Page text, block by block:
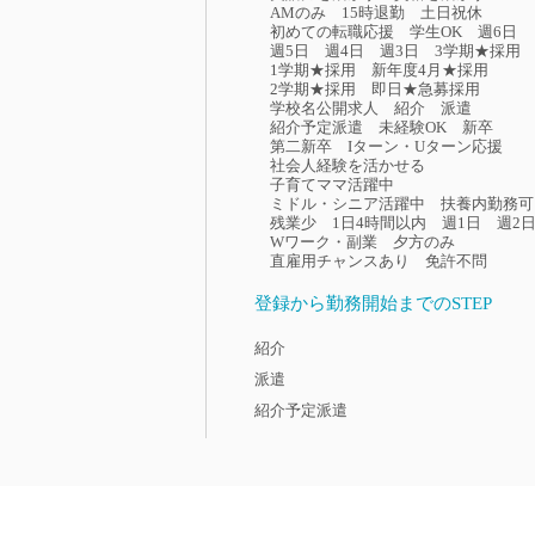
AMのみ
15時退勤
土日祝休
初めての転職応援
学生OK
週6日
週5日
週4日 週3日
3学期★採用
1学期★採用
新年度4月★採用
2学期★採用
即日★急募採用
学校名公開求人
紹介
派遣
紹介予定派遣
未経験OK
新卒
第二新卒
Iターン・Uターン応援
社会人経験を活かせる
子育てママ活躍中
ミドル・シニア活躍中
扶養内勤務可
残業少
1日4時間以内 週1日
週2日
Wワーク・副業
夕方のみ
直雇用チャンスあり
免許不問
登録から勤務開始までのSTEP
紹介
派遣
紹介予定派遣